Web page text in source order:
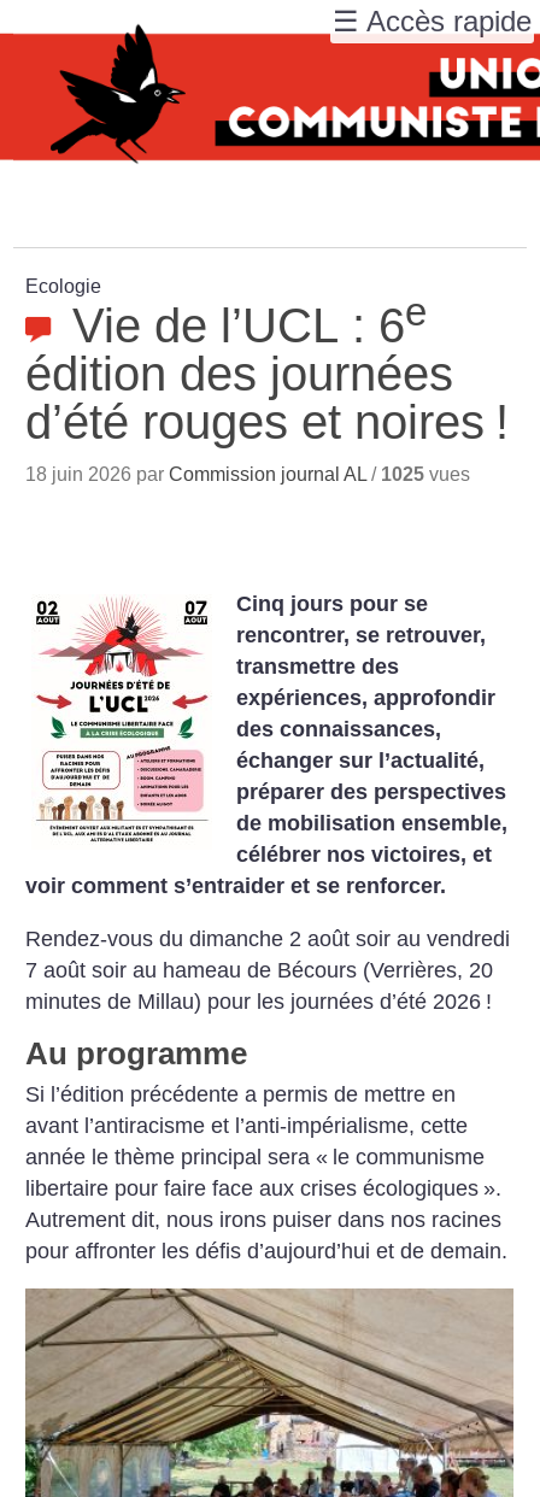
Ecologie
Vie de l’UCL : 6e
édition des journées
d’été rouges et noires !
18 juin 2026 parCommission journal AL / 1025 vues
Cinq jours pour se
rencontrer, se retrouver,
transmettre des
expériences, approfondir
des connaissances,
échanger sur l’actualité,
préparer des perspectives
de mobilisation ensemble,
célébrer nos victoires, et
voir comment s’entraider et se renforcer.
Rendez-vous du dimanche 2 août soir au vendredi
7 août soir au hameau de Bécours (Verrières, 20
minutes de Millau) pour les journées d’été 2026 !
Au programme
Si l’édition précédente a permis de mettre en
avant l’antiracisme et l’anti-impérialisme, cette
année le thème principal sera « le communisme
libertaire pour faire face aux crises écologiques ».
Autrement dit, nous irons puiser dans nos racines
pour affronter les défis d’aujourd’hui et de demain.
☰ Accès rapide